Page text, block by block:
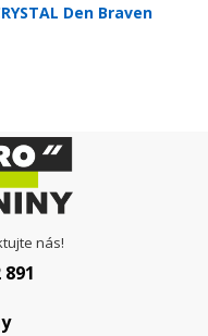
Den Braven
nás!